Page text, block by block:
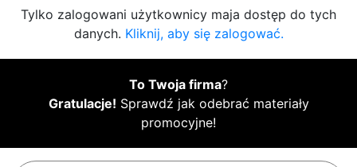
Tylko zalogowani użytkownicy maja dostęp do tych
danych. Kliknij, aby się zalogować.
To Twoja firma?
Gratulacje! Sprawdź jak odebrać materiały
promocyjne!